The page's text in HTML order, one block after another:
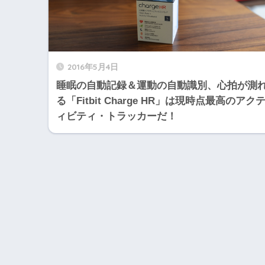
2016年5月4日
睡眠の自動記録＆運動の自動識別、心拍が測
る「Fitbit Charge HR」は現時点最高のアクテ
ィビティ・トラッカーだ！